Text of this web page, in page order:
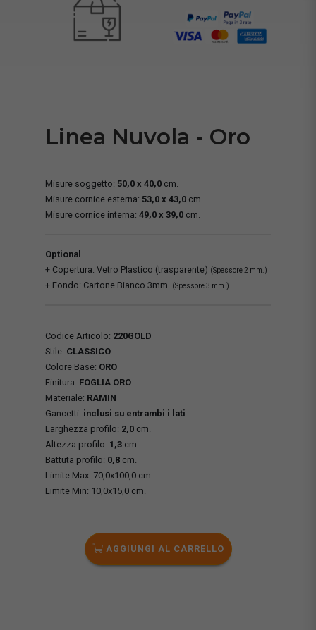
Linea Nuvola - Oro
Misure soggetto: 50,0 x 40,0 cm.
Misure cornice esterna: 53,0 x 43,0 cm.
Misure cornice interna: 49,0 x 39,0 cm.
Optional
+ Copertura: Vetro Plastico (trasparente) (Spessore 2 mm.)
+ Fondo: Cartone Bianco 3mm. (Spessore 3 mm.)
Codice Articolo: 220GOLD
Stile: CLASSICO
Colore Base: ORO
Finitura: FOGLIA ORO
Materiale: RAMIN
Gancetti: inclusi su entrambi i lati
Larghezza profilo: 2,0 cm.
Altezza profilo: 1,3 cm.
Battuta profilo: 0,8 cm.
Limite Max: 70,0x100,0 cm.
Limite Min: 10,0x15,0 cm.
AGGIUNGI AL CARRELLO